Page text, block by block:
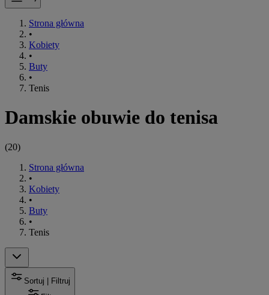
Strona główna
•
Kobiety
•
Buty
•
Tenis
Damskie obuwie do tenisa
(20)
Strona główna
•
Kobiety
•
Buty
•
Tenis
Sortuj | Filtruj